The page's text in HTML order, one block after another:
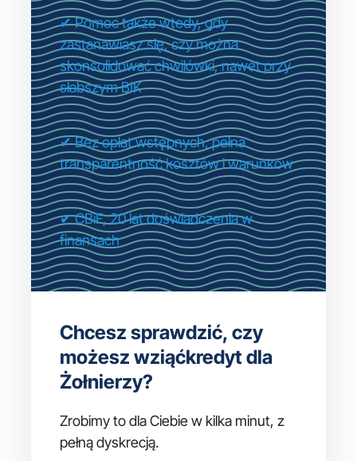
✔ Pomoc także wtedy, gdy
zastanawiasz się, czy można
skonsolidować chwilówki, nawet przy
słabszym BIK
✔ Bez opłat wstępnych, pełna
transparentność kosztów i warunków
✔ CBiF, 20 lat doświadczenia w
finansach
Chcesz sprawdzić, czy
możesz wziąćkredyt dla
Żołnierzy?
Zrobimy to dla Ciebie w kilka minut, z
pełną dyskrecją.